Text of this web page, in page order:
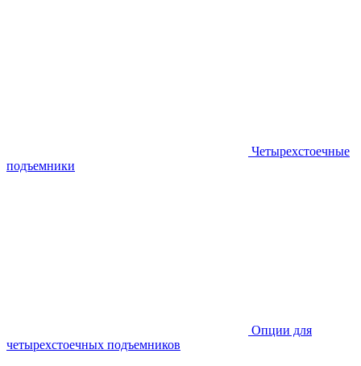
Четырехстоечные
подъемники
Опции для
четырехстоечных подъемников